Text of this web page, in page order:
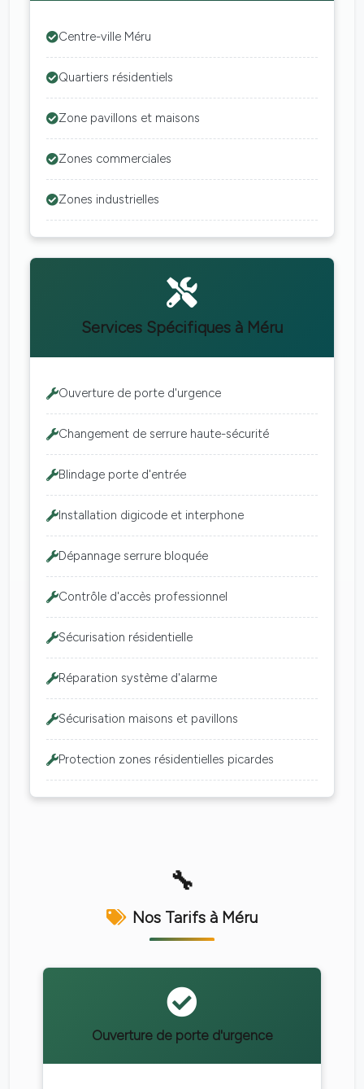
Centre-ville Méru
Quartiers résidentiels
Zone pavillons et maisons
Zones commerciales
Zones industrielles
Services Spécifiques à Méru
Ouverture de porte d'urgence
Changement de serrure haute-sécurité
Blindage porte d'entrée
Installation digicode et interphone
Dépannage serrure bloquée
Contrôle d'accès professionnel
Sécurisation résidentielle
Réparation système d'alarme
Sécurisation maisons et pavillons
Protection zones résidentielles picardes
Nos Tarifs à Méru
Ouverture de porte d'urgence